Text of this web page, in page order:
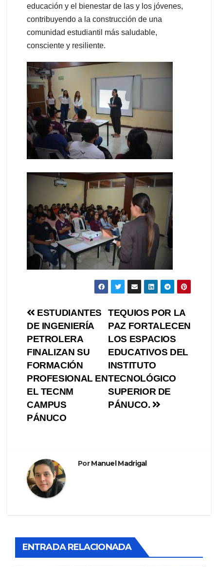
educación y el bienestar de las y los jóvenes,
contribuyendo a la construcción de una
comunidad estudiantil más saludable,
consciente y resiliente.
Navegación
de
entradas
TEQUIOS POR LA
PAZ FORTALECEN
LOS ESPACIOS
EDUCATIVOS DEL
INSTITUTO
TECNOLÓGICO
SUPERIOR DE
PÁNUCO.
ESTUDIANTES
DE INGENIERÍA
PETROLERA
FINALIZAN SU
FORMACIÓN
PROFESIONAL EN
EL TECNM
CAMPUS
PÁNUCO
PorManuel Madrigal
ENTRADA RELACIONADA